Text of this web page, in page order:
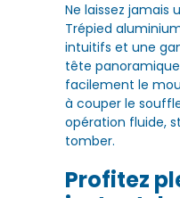
Ne laissez jamais
Trépied
intuitifs et une
tête panoramique
facilement le
à couper le
opération fluide,
tomber.
Profitez